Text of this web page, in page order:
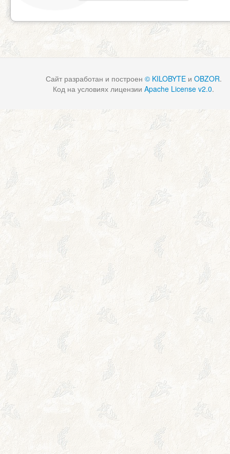
Сайт разработан и построен © KILOBYTEи OBZOR.
Код на условиях лицензии Apache License v2.0.